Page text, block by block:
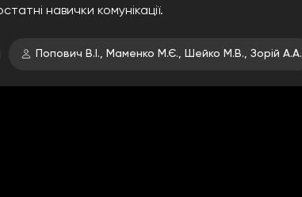
навички комунікації.
Попович В.І., Маменко М.Є., Шейко М.В., Зорій А.А.